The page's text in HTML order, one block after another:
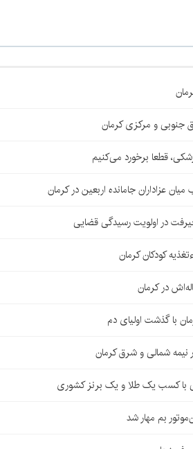
جنوبی و مرکزی کرمان
قطعا برخورد می‌کنیم
در اولویت رسیدگی قضایی
کودکان کرمان
با گذشت اولیای دم
شمالی و شرق کرمان
با کسب یک طلا و یک برنز کشوری
بم مهار شد